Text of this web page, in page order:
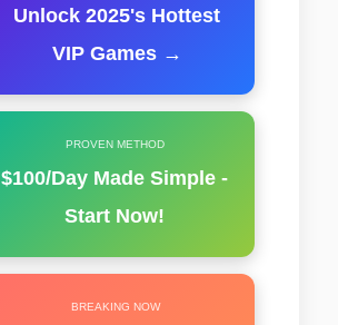
Unlock 2025's Hottest
VIP Games →
PROVEN METHOD
$100/Day Made Simple -
Start Now!
BREAKING NOW